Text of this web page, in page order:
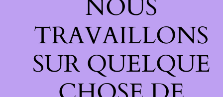
NOUS
TRAVAILLONS
SUR QUELQUE